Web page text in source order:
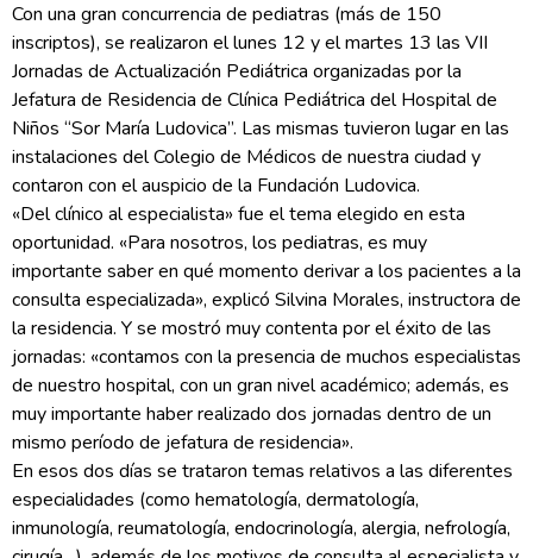
Con una gran concurrencia de pediatras (más de 150
inscriptos), se realizaron el lunes 12 y el martes 13 las VII
Jornadas de Actualización Pediátrica organizadas por la
Jefatura de Residencia de Clínica Pediátrica del Hospital de
Niños “Sor María Ludovica”. Las mismas tuvieron lugar en las
instalaciones del Colegio de Médicos de nuestra ciudad y
contaron con el auspicio de la Fundación Ludovica.
«Del clínico al especialista» fue el tema elegido en esta
oportunidad. «Para nosotros, los pediatras, es muy
importante saber en qué momento derivar a los pacientes a la
consulta especializada», explicó Silvina Morales, instructora de
la residencia. Y se mostró muy contenta por el éxito de las
jornadas: «contamos con la presencia de muchos especialistas
de nuestro hospital, con un gran nivel académico; además, es
muy importante haber realizado dos jornadas dentro de un
mismo período de jefatura de residencia».
En esos dos días se trataron temas relativos a las diferentes
especialidades (como hematología, dermatología,
inmunología, reumatología, endocrinología, alergia, nefrología,